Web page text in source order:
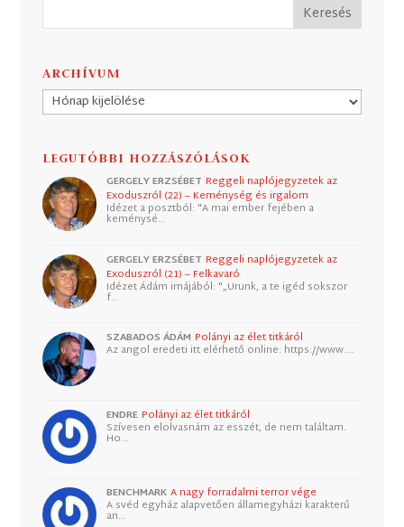
ARCHÍVUM
Archívum
LEGUTÓBBI HOZZÁSZÓLÁSOK
GERGELY ERZSÉBET Reggeli naplójegyzetek az
Exoduszról (22) – Keménység és irgalom
Idézet a posztból: "A mai ember fejében a
keménysé…
GERGELY ERZSÉBET Reggeli naplójegyzetek az
Exoduszról (21) – Felkavaró
Idézet Ádám imájából: "„Urunk, a te igéd sokszor
f…
SZABADOS ÁDÁM Polányi az élet titkáról
Az angol eredeti itt elérhető online: https://www.…
ENDRE Polányi az élet titkáról
Szívesen elolvasnám az esszét, de nem találtam.
Ho…
BENCHMARK A nagy forradalmi terror vége
A svéd egyház alapvetően államegyházi karakterű
an…